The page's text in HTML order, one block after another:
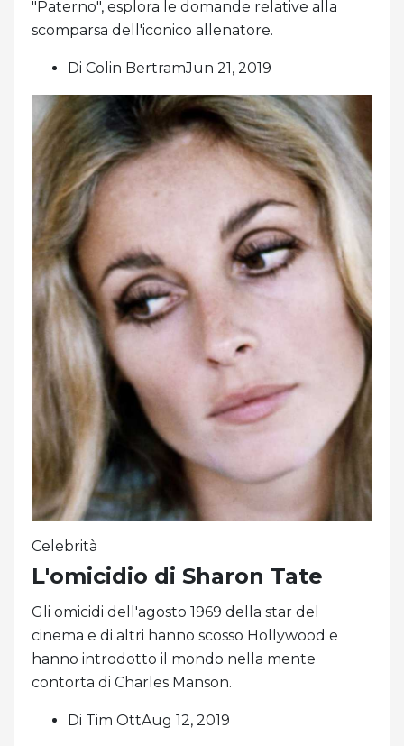
"Paterno", esplora le domande relative alla
scomparsa dell'iconico allenatore.
Di Colin BertramJun 21, 2019
Celebrità
L'omicidio di Sharon Tate
Gli omicidi dell'agosto 1969 della star del
cinema e di altri hanno scosso Hollywood e
hanno introdotto il mondo nella mente
contorta di Charles Manson.
Di Tim OttAug 12, 2019